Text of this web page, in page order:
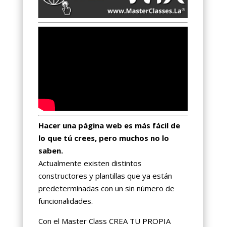
Hacer una página web es más fácil de
lo que tú crees, pero muchos no lo
saben.
Actualmente existen distintos
constructores y plantillas que ya están
predeterminadas con un sin número de
funcionalidades.
Con el Master Class CREA TU PROPIA